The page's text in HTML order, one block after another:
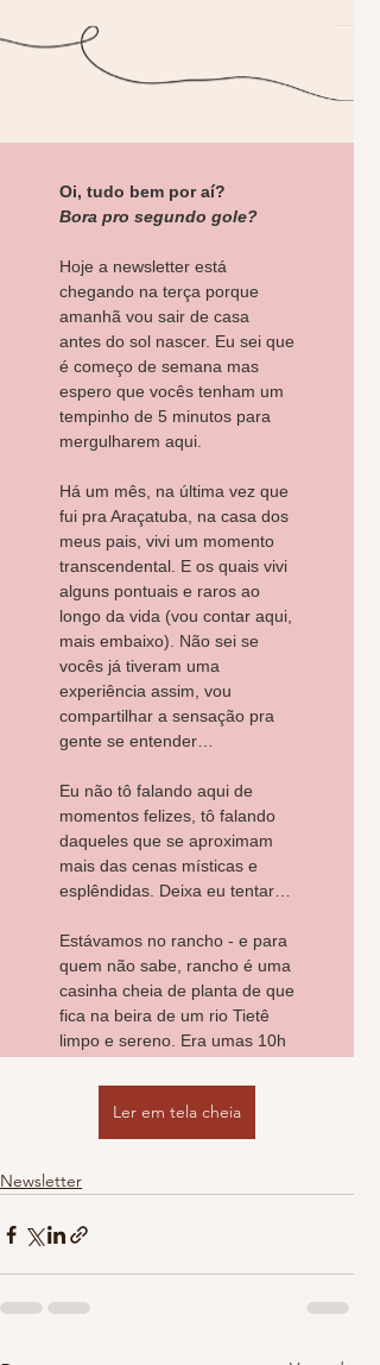
Ler em tela cheia
Newsletter